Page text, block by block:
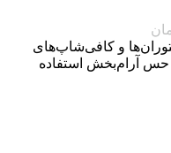
رستوران‌ها و کافی‌شاپ‌های
حس آرام‌بخش استفاده